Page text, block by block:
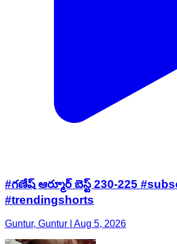
#గణేష్ ఆర్మూర్ బెస్ట్ 230-225
#trendingshorts
Guntur, Guntur | Aug 5, 2026